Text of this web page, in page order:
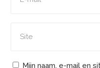
Mijn naam, e-mail en